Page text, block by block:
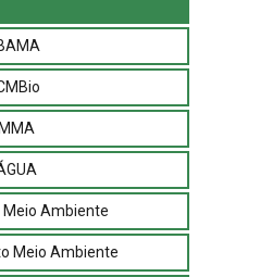
MMA
Ambiente
Meio Ambiente